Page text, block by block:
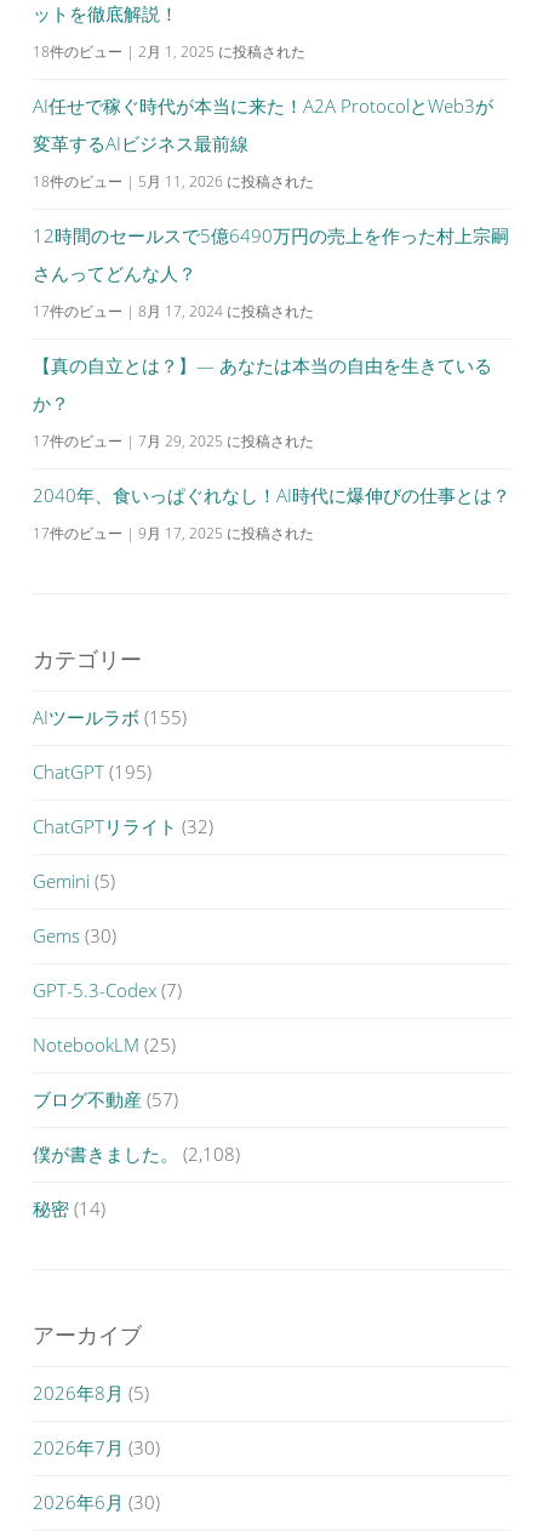
ットを徹底解説！
18件のビュー | 2月 1, 2025 に投稿された
AI任せで稼ぐ時代が本当に来た！A2A ProtocolとWeb3が
変革するAIビジネス最前線
18件のビュー | 5月 11, 2026 に投稿された
12時間のセールスで5億6490万円の売上を作った村上宗嗣
さんってどんな人？
17件のビュー | 8月 17, 2024 に投稿された
【真の自立とは？】— あなたは本当の自由を生きている
か？
17件のビュー | 7月 29, 2025 に投稿された
2040年、食いっぱぐれなし！AI時代に爆伸びの仕事とは？
17件のビュー | 9月 17, 2025 に投稿された
カテゴリー
AIツールラボ (155)
ChatGPT (195)
ChatGPTリライト (32)
Gemini (5)
Gems (30)
GPT-5.3-Codex (7)
NotebookLM (25)
ブログ不動産 (57)
僕が書きました。 (2,108)
秘密 (14)
アーカイブ
2026年8月 (5)
2026年7月 (30)
2026年6月 (30)